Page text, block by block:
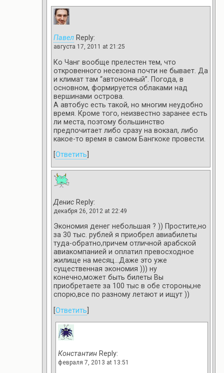
Павел Reply:
августа 17, 2011 at 21:25
Ко Чанг вообще прелестен тем, что
откровенного несезона почти не бывает. Да
и климат там “автономный”. Погода, в
основном, формируется облаками над
вершинами острова.
А автобус есть такой, но многим неудобно
время. Кроме того, неизвестно заранее есть
ли места, поэтому большинство
предпочитает либо сразу на вокзал, либо
какое-то время в самом Бангкоке провести.
Ответить
Денис Reply:
декабря 26, 2012 at 22:49
Экономия денег небольшая ? )) Простите,но
за 30 тыс. рублей я приобрел авиабилеты
туда-обратно,причем отличной арабской
авиакомпанией и оплатил превосходное
жилище на месяц…Даже это уже
существенная экономия ))) ну
конечно,может быть билеты Вы
приобретаете за 100 тыс в обе стороны,не
спорю,все по разному летают и ищут ))
Ответить
Константин Reply:
февраля 7, 2013 at 13:51